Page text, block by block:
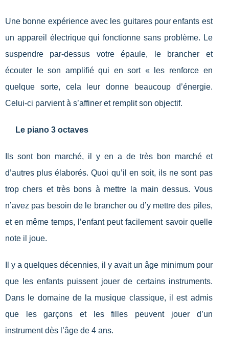
Une bonne expérience avec les guitares pour enfants est
un appareil électrique qui fonctionne sans problème. Le
suspendre par-dessus votre épaule, le brancher et
écouter le son amplifié qui en sort « les renforce en
quelque sorte, cela leur donne beaucoup d’énergie.
Celui-ci parvient à s’affiner et remplit son objectif.
Le piano 3 octaves
Ils sont bon marché, il y en a de très bon marché et
d’autres plus élaborés. Quoi qu’il en soit, ils ne sont pas
trop chers et très bons à mettre la main dessus. Vous
n’avez pas besoin de le brancher ou d’y mettre des piles,
et en même temps, l’enfant peut facilement savoir quelle
note il joue.
Il y a quelques décennies, il y avait un âge minimum pour
que les enfants puissent jouer de certains instruments.
Dans le domaine de la musique classique, il est admis
que les garçons et les filles peuvent jouer d’un
instrument dès l’âge de 4 ans.